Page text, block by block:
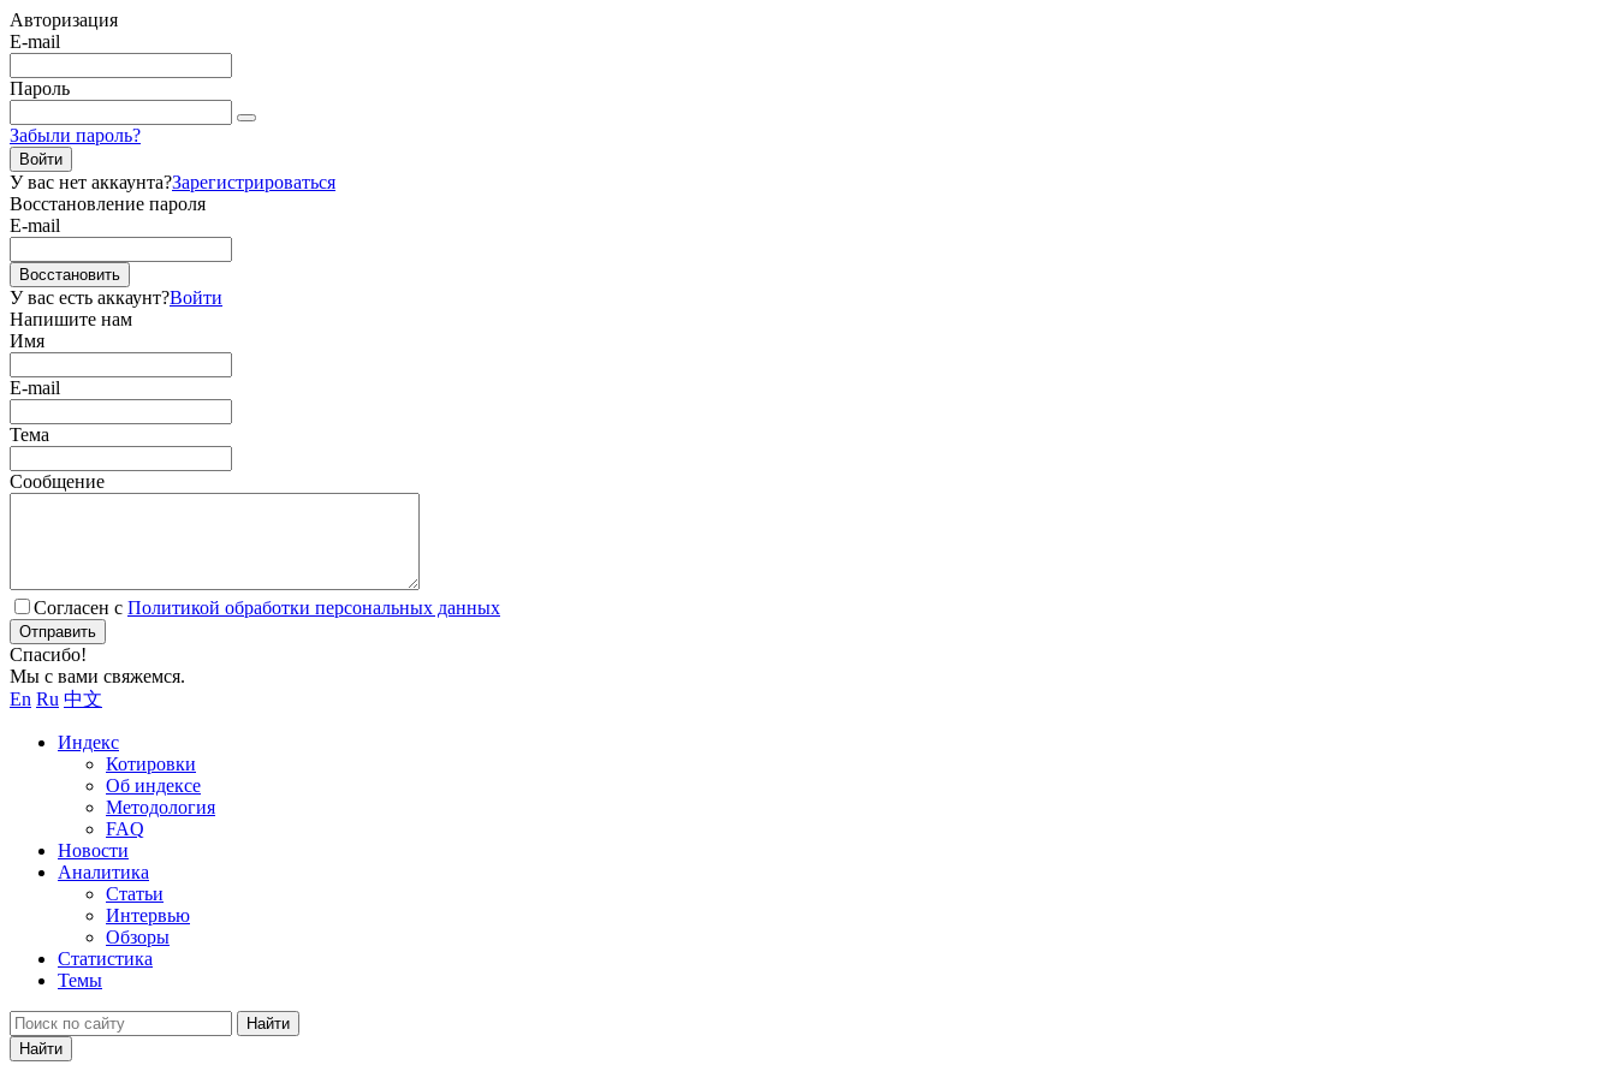
Авторизация
E-mail
Пароль
Забыли пароль?
Войти
У вас нет аккаунта?Зарегистрироваться
Восстановление пароля
E-mail
Восстановить
У вас есть аккаунт?Войти
Напишите нам
Имя
E-mail
Тема
Сообщение
Согласен с Политикой обработки персональных данных
Отправить
Спасибо!
Мы с вами свяжемся.
En Ru 中文
Индекс
Котировки
Об индексе
Методология
FAQ
Новости
Аналитика
Статьи
Интервью
Обзоры
Статистика
Темы
Найти
Найти